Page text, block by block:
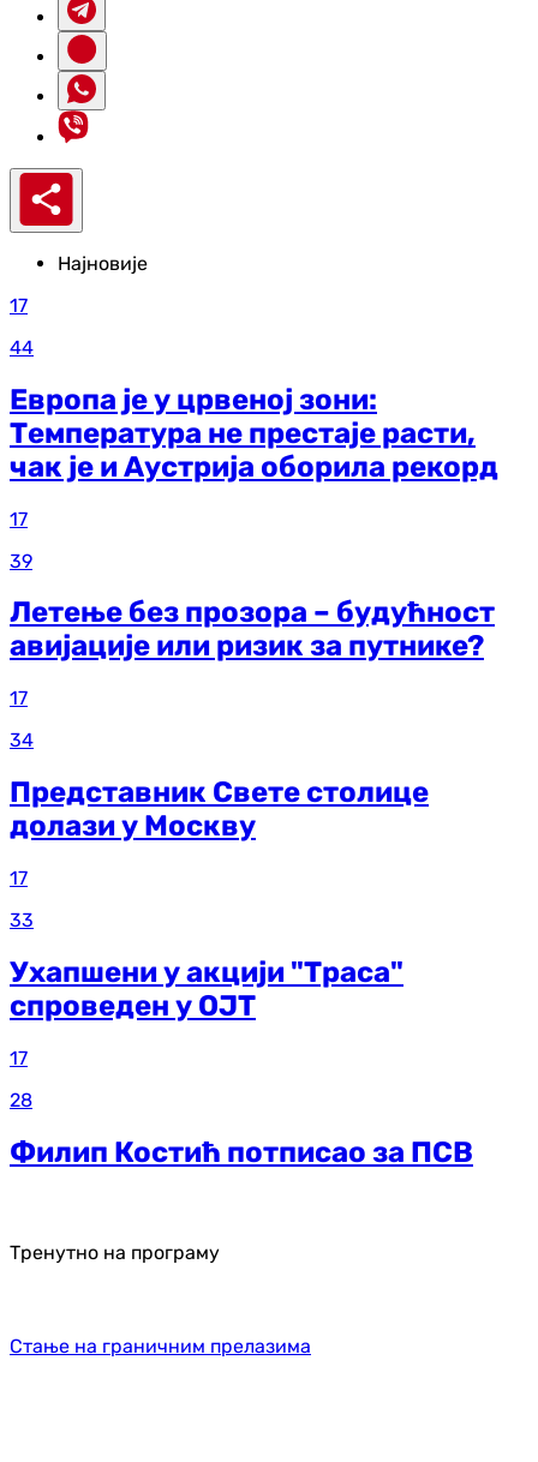
Најновије
17
44
Европа је у црвеној зони:
Температура не престаје расти,
чак је и Аустрија оборила рекорд
17
39
Летење без прозора – будућност
авијације или ризик за путнике?
17
34
Представник Свете столице
долази у Москву
17
33
Ухапшени у акцији "Траса"
спроведен у ОЈТ
17
28
Филип Костић потписао за ПСВ
Тренутно на програму
Стање на граничним прелазима